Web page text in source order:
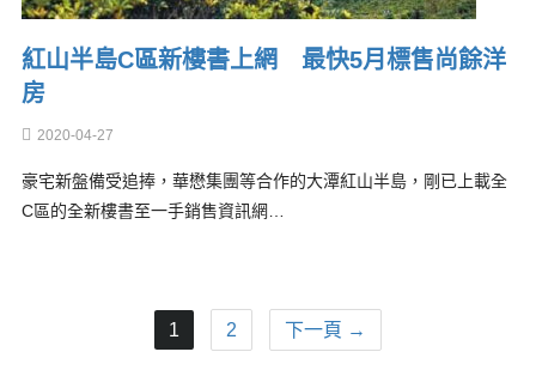
紅山半島C區新樓書上網 最快5月標售尚餘洋
房
2020-04-27
豪宅新盤備受追捧，華懋集團等合作的大潭紅山半島，剛已上載全
C區的全新樓書至一手銷售資訊網…
1 2 下一頁 →